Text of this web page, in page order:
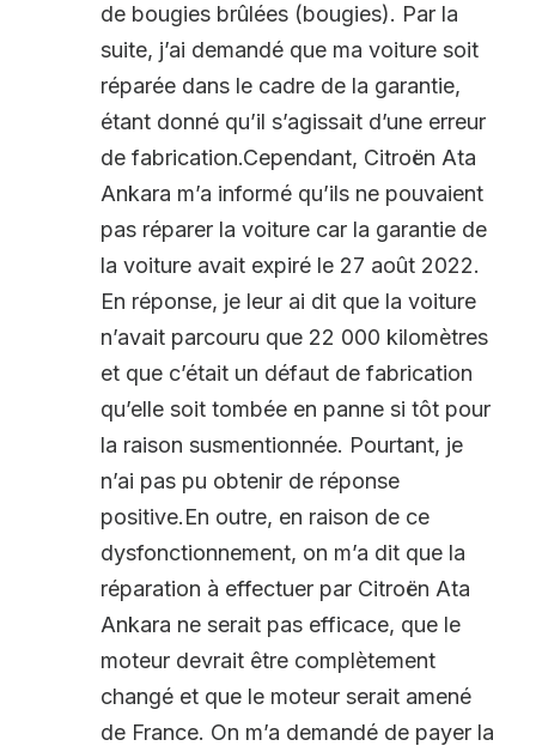
de bougies brûlées (bougies). Par la
suite, j’ai demandé que ma voiture soit
réparée dans le cadre de la garantie,
étant donné qu’il s’agissait d’une erreur
de fabrication.Cependant, Citroën Ata
Ankara m’a informé qu’ils ne pouvaient
pas réparer la voiture car la garantie de
la voiture avait expiré le 27 août 2022.
En réponse, je leur ai dit que la voiture
n’avait parcouru que 22 000 kilomètres
et que c’était un défaut de fabrication
qu’elle soit tombée en panne si tôt pour
la raison susmentionnée. Pourtant, je
n’ai pas pu obtenir de réponse
positive.En outre, en raison de ce
dysfonctionnement, on m’a dit que la
réparation à effectuer par Citroën Ata
Ankara ne serait pas efficace, que le
moteur devrait être complètement
changé et que le moteur serait amené
de France. On m’a demandé de payer la